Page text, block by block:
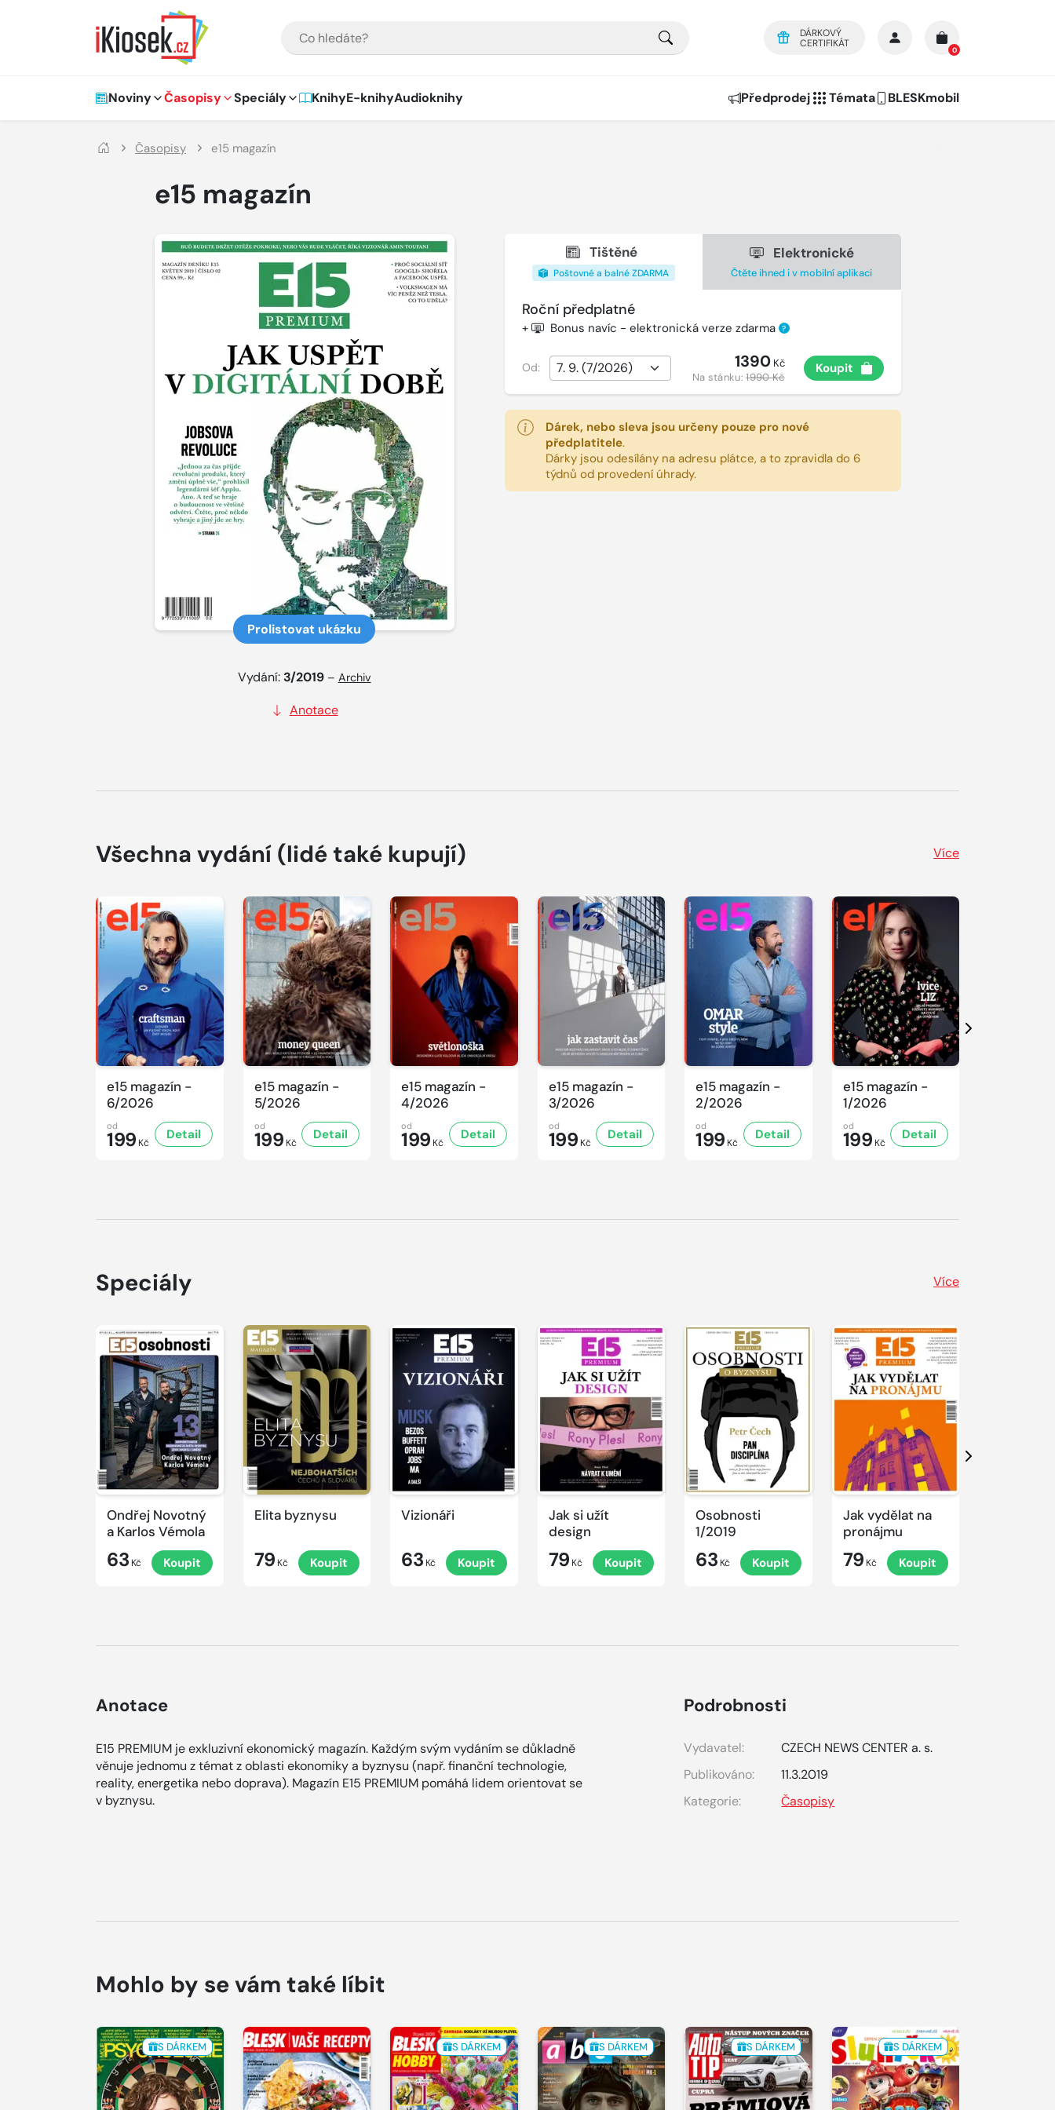
DÁRKOVÝ
CERTIFIKÁT
0
Hlavní navigace
Noviny Časopisy Speciály KnihyE-knihyAudioknihy Předprodej Témata BLESKmobil
Časopisy e15 magazín
e15 magazín
Prolistovat ukázku
Vydání: 3/2019 – Archiv
Anotace
Tištěné
Poštovné a balné ZDARMA
Elektronické
Čtěte ihned i v mobilní aplikaci
Roční předplatné
+ Bonus navíc - elektronická verze zdarma ?
Od: 1390Kč
Na stánku:1990 Kč
Koupit
Dárek, nebo sleva jsou určeny pouze pro nové
předplatitele.
Dárky jsou odesílány na adresu plátce, a to zpravidla do 6
týdnů od provedení úhrady.
Všechna vydání (lidé také kupují) Více
e15 magazín -
6/2026
od
199 Kč
Detail
e15 magazín -
5/2026
od
199 Kč
Detail
e15 magazín -
4/2026
od
199 Kč
Detail
e15 magazín -
3/2026
od
199 Kč
Detail
e15 magazín -
2/2026
od
199 Kč
Detail
e15 magazín -
1/2026
od
199 Kč
Detail
Další
Speciály Více
Ondřej Novotný
a Karlos Vémola
63 Kč Koupit
Elita byznysu
79 Kč Koupit
Vizionáři
63 Kč Koupit
Jak si užít
design
79 Kč Koupit
Osobnosti
1/2019
63 Kč Koupit
Jak vydělat na
pronájmu
79 Kč Koupit
Další
Anotace
E15 PREMIUM je exkluzivní ekonomický magazín. Každým svým vydáním se důkladně
věnuje jednomu z témat z oblasti ekonomiky a byznysu (např. finanční technologie,
reality, energetika nebo doprava). Magazín E15 PREMIUM pomáhá lidem orientovat se
v byznysu.
Podrobnosti
Vydavatel:
CZECH NEWS CENTER a. s.
Publikováno:
11.3.2019
Kategorie:
Časopisy
Mohlo by se vám také líbit
S DÁRKEM S DÁRKEM S DÁRKEM S DÁRKEM S DÁRKEM